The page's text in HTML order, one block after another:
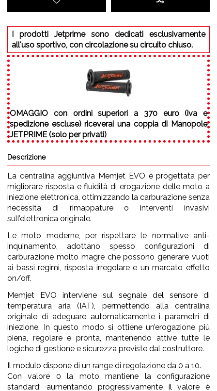
I prodotti Jetprime sono dedicati esclusivamente
all'uso sportivo, con circolazione su circuito chiuso.
OMAGGIO con ordini superiori a 370 euro (iva e
spedizione escluse) riceverai una coppia di Manopole
JETPRIME (solo per privati)
Descrizione
La centralina aggiuntiva Memjet EVO è progettata per
migliorare risposta e fluidità di erogazione delle moto a
iniezione elettronica, ottimizzando la carburazione senza
necessità di rimappature o interventi invasivi
sull’elettronica originale.
Le moto moderne, per rispettare le normative anti-
inquinamento, adottano spesso configurazioni di
carburazione molto magre che possono generare vuoti
ai bassi regimi, risposta irregolare e un marcato effetto
on/off.
Memjet EVO interviene sul segnale del sensore di
temperatura aria (IAT), permettendo alla centralina
originale di adeguare automaticamente i parametri di
iniezione. In questo modo si ottiene un’erogazione più
piena, regolare e pronta, mantenendo attive tutte le
logiche di gestione e sicurezza previste dal costruttore.
Il modulo dispone di un range di regolazione da 0 a 10.
Con valore 0 la moto mantiene la configurazione
standard; aumentando progressivamente il valore è